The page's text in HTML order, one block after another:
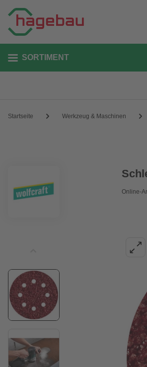
SORTIMENT
Startseite Werkzeug & Maschinen
Online-